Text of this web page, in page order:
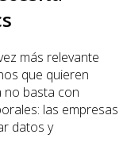
más relevante
que quieren
no basta con
las empresas
datos y